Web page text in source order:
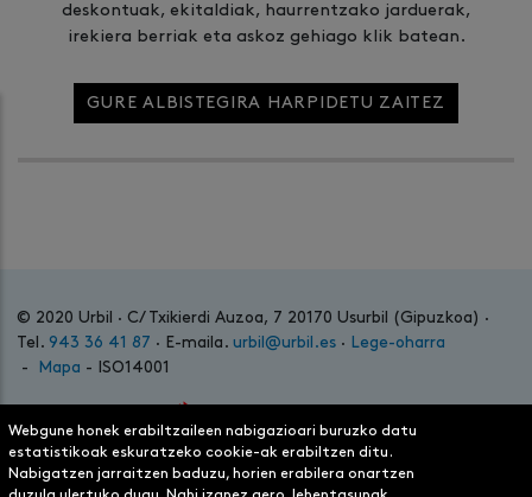
deskontuak, ekitaldiak, haurrentzako jarduerak,
irekiera berriak eta askoz gehiago klik batean.
GURE ALBISTEGIRA HARPIDETU ZAITEZ
© 2020 Urbil · C/ Txikierdi Auzoa, 7 20170 Usurbil (Gipuzkoa) ·
Tel. 943 36 41 87 · E-maila. urbil@urbil.es ·
Lege-oharra
-
Mapa - ISO14001
Webgune honek erabiltzaileen nabigazioari buruzko datu
estatistikoak eskuratzeko cookie-ak erabiltzen ditu.
Nabigatzen jarraitzen baduzu, horien erabilera onartzen